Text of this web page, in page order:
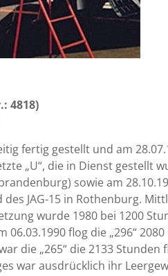
4818)
fertig gestellt und am
„U“, die in Dienst gestellt
sowie am
des JAG-15 in Rothenburg.
wurde 1980 bei 1200
flog die „296“
die „265“ die 2133
war ausdrücklich ihr